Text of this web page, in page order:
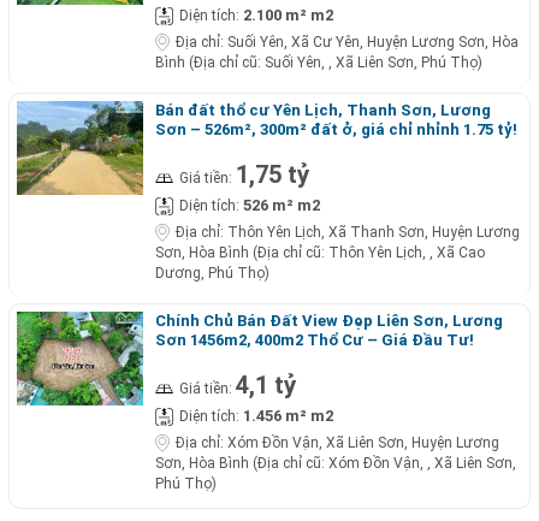
Diện tích: 2.100 m² m2
Địa chỉ: Suối Yên, Xã Cư Yên, Huyện Lương Sơn, Hòa
Bình (Địa chỉ cũ: Suối Yên, , Xã Liên Sơn, Phú Thọ)
Bán đất thổ cư Yên Lịch, Thanh Sơn, Lương
Sơn – 526m², 300m² đất ở, giá chỉ nhỉnh 1.75 tỷ!
Giá tiền: 1,75 tỷ
Diện tích: 526 m² m2
Địa chỉ: Thôn Yên Lịch, Xã Thanh Sơn, Huyện Lương
Sơn, Hòa Bình (Địa chỉ cũ: Thôn Yên Lịch, , Xã Cao
Dương, Phú Thọ)
Chính Chủ Bán Đất View Đẹp Liên Sơn, Lương
Sơn 1456m2, 400m2 Thổ Cư – Giá Đầu Tư!
Giá tiền: 4,1 tỷ
Diện tích: 1.456 m² m2
Địa chỉ: Xóm Đồn Vận, Xã Liên Sơn, Huyện Lương
Sơn, Hòa Bình (Địa chỉ cũ: Xóm Đồn Vận, , Xã Liên Sơn,
Phú Thọ)